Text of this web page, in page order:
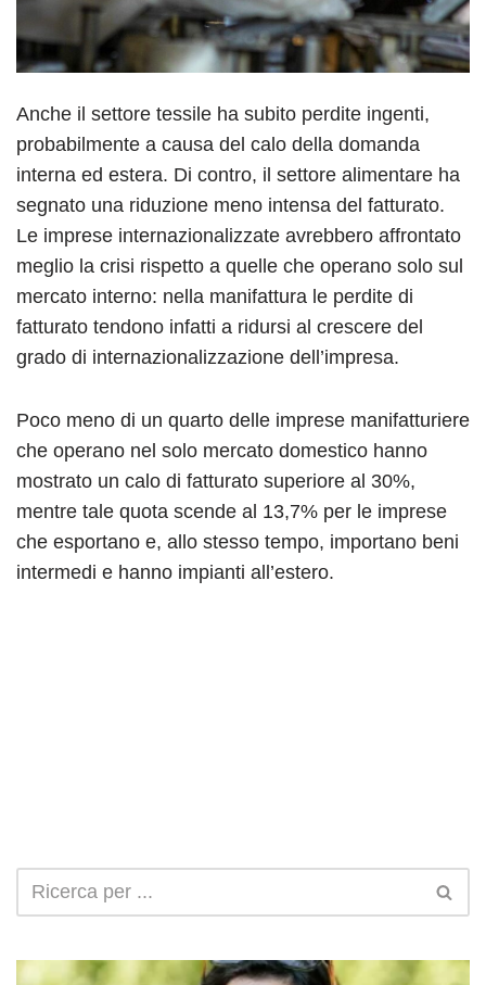
Anche il settore tessile ha subito perdite ingenti,
probabilmente a causa del calo della domanda
interna ed estera. Di contro, il settore alimentare ha
segnato una riduzione meno intensa del fatturato.
Le imprese internazionalizzate avrebbero affrontato
meglio la crisi rispetto a quelle che operano solo sul
mercato interno: nella manifattura le perdite di
fatturato tendono infatti a ridursi al crescere del
grado di internazionalizzazione dell’impresa.
Poco meno di un quarto delle imprese manifatturiere
che operano nel solo mercato domestico hanno
mostrato un calo di fatturato superiore al 30%,
mentre tale quota scende al 13,7% per le imprese
che esportano e, allo stesso tempo, importano beni
intermedi e hanno impianti all’estero.